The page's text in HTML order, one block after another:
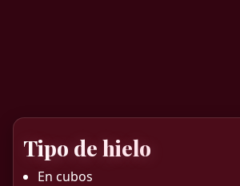
Tipo de hielo
En cubos